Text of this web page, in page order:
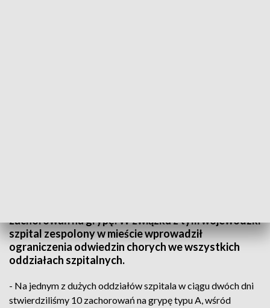
zachorowań na grypę. W związku z tym wojewódzki
szpital zespolony w mieście wprowadził
ograniczenia odwiedzin chorych we wszystkich
oddziałach szpitalnych.
- Na jednym z dużych oddziałów szpitala w ciągu dwóch dni
stwierdziliśmy 10 zachorowań na grypę typu A, wśród